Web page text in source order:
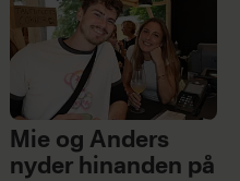
Mie og Anders
nyder hinanden på